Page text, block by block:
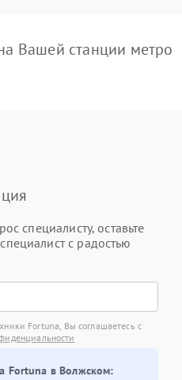
Вашей станции метро
специалисту, оставьте
с радостью
Fortuna, Вы соглашаетесь с
Fortuna в Волжском: